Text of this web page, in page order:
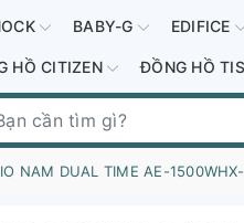
BABY-G EDIFICE
HỒ CITIZEN ĐỒNG HỒ
NAM DUAL TIME AE-